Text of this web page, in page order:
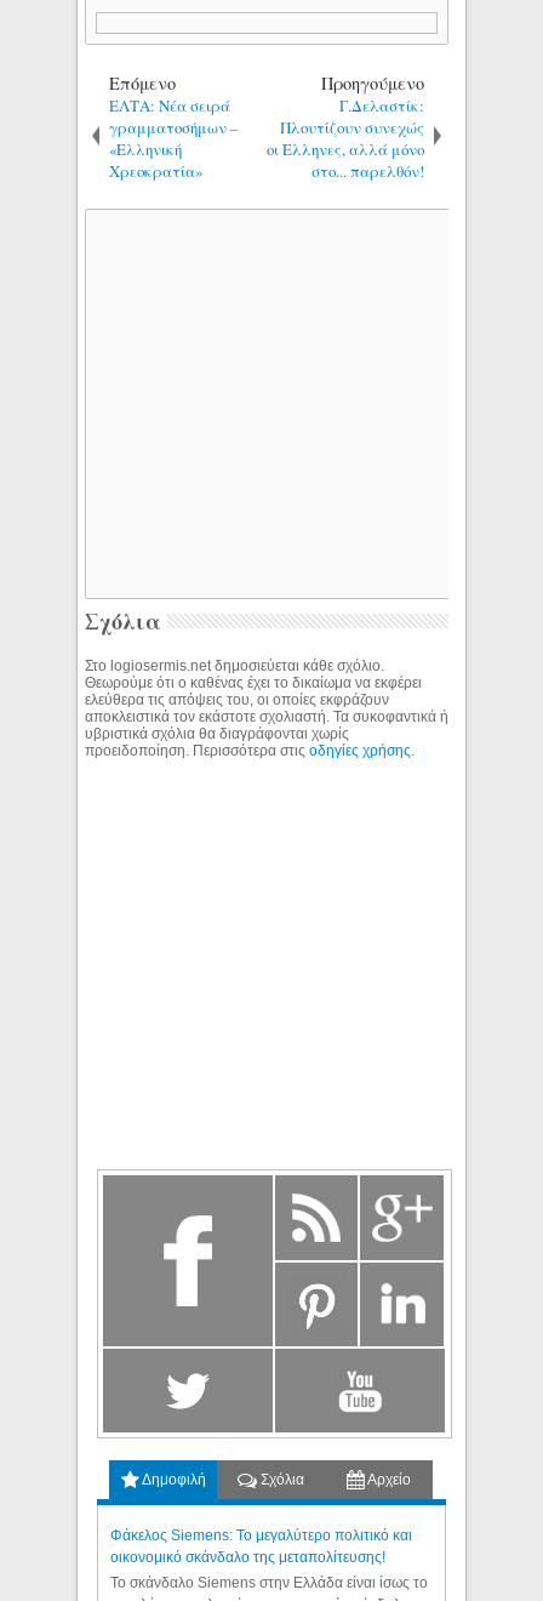
Επόμενο
ΕΛΤΑ: Νέα σειρά
γραμματοσήμων –
«Ελληνική
Χρεοκρατία»
Προηγούμενο
Γ.Δελαστίκ:
Πλουτίζουν συνεχώς
οι Ελληνες, αλλά μόνο
στο... παρελθόν!
Σχόλια
Στο logiosermis.net δημοσιεύεται κάθε σχόλιο.
Θεωρούμε ότι ο καθένας έχει το δικαίωμα να εκφέρει
ελεύθερα τις απόψεις του, οι οποίες εκφράζουν
αποκλειστικά τον εκάστοτε σχολιαστή. Τα συκοφαντικά ή
υβριστικά σχόλια θα διαγράφονται χωρίς
προειδοποίηση. Περισσότερα στιςοδηγίες χρήσης
Δημοφιλή Σχόλια Αρχείο
Φάκελος Siemens: Το μεγαλύτερο πολιτικό και
οικονομικό σκάνδαλο της μεταπολίτευσης!
Το σκάνδαλο Siemens στην Ελλάδα είναι ίσως το